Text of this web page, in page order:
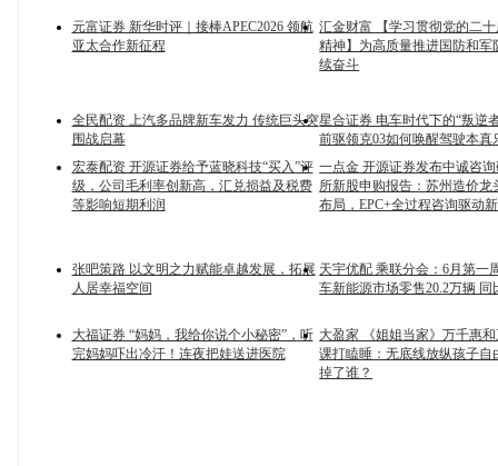
元富证券 新华时评｜接棒APEC2026 领航
亚太合作新征程
汇金财富 【学习贯彻党的二
精神】为高质量推进国防和军
续奋斗
全民配资 上汽多品牌新车发力 传统巨头突
围战启幕
星合证券 电车时代下的“叛逆
前驱领克03如何唤醒驾驶本真
宏泰配资 开源证券给予蓝晓科技“买入”评
级，公司毛利率创新高，汇兑损益及税费
等影响短期利润
一点金 开源证券发布中诚咨
所新股申购报告：苏州造价龙
布局，EPC+全过程咨询驱动
张吧策路 以文明之力赋能卓越发展，拓展
人居幸福空间
天宇优配 乘联分会：6月第一
车新能源市场零售20.2万辆 同
大福证券 “妈妈，我给你说个小秘密”，听
完妈妈吓出冷汗！连夜把娃送进医院
大盈家 《姐姐当家》万千惠
课打瞌睡：无底线放纵孩子自
掉了谁？